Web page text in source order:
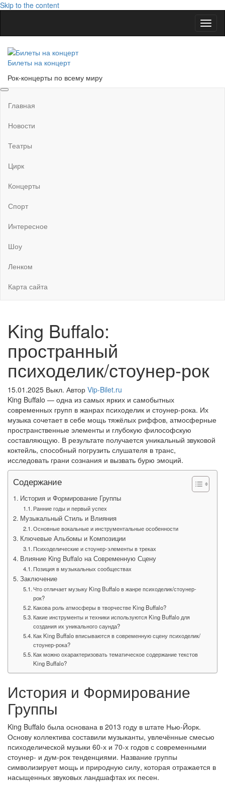
Skip to the content
Билеты на концерт
Рок-концерты по всему миру
Главная
Новости
Театры
Цирк
Концерты
Спорт
Интересное
Шоу
Ленком
Карта сайта
King Buffalo:
пространный
психоделик/стоунер-рок
15.01.2025 Выкл. Автор Vip-Bilet.ru
King Buffalo — одна из самых ярких и самобытных
современных групп в жанрах психоделик и стоунер-рока. Их
музыка сочетает в себе мощь тяжёлых риффов, атмосферные
пространственные элементы и глубокую философскую
составляющую. В результате получается уникальный звуковой
коктейль, способный погрузить слушателя в транс,
исследовать грани сознания и вызвать бурю эмоций.
Содержание
История и Формирование Группы
Ранние годы и первый успех
Музыкальный Стиль и Влияния
Основные вокальные и инструментальные особенности
Ключевые Альбомы и Композиции
Психоделические и стоунер-элементы в треках
Влияние King Buffalo на Современную Сцену
Позиция в музыкальных сообществах
Заключение
Что отличает музыку King Buffalo в жанре психоделик/стоунер-
рок?
Какова роль атмосферы в творчестве King Buffalo?
Какие инструменты и техники используются King Buffalo для
создания их уникального саунда?
Как King Buffalo вписываются в современную сцену психоделик/
стоунер-рока?
Как можно охарактеризовать тематическое содержание текстов
King Buffalo?
История и Формирование
Группы
King Buffalo была основана в 2013 году в штате Нью-Йорк.
Основу коллектива составили музыканты, увлечённые смесью
психоделической музыки 60-х и 70-х годов с современными
стоунер- и дум-рок тенденциями. Название группы
символизирует мощь и природную силу, которая отражается в
насыщенных звуковых ландшафтах их песен.